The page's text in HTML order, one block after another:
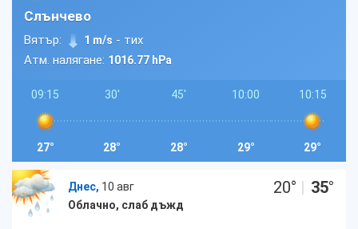
Слънчево
Вятър: 1 m/s - тих
Атм. налягане: 1016.77 hPa
09:15
27°
30'
28°
45'
28°
10:00
29°
10:15
29°
Днес, 10 авг
Облачно, слаб дъжд
20° | 35°